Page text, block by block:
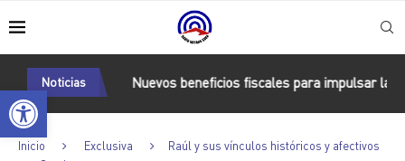
Abrir barra de herramientas
Noticias
Cuba Nuevos beneficios fiscales para impulsar las energías
Inicio Exclusiva
Raúl y sus vínculos históricos y afectivos